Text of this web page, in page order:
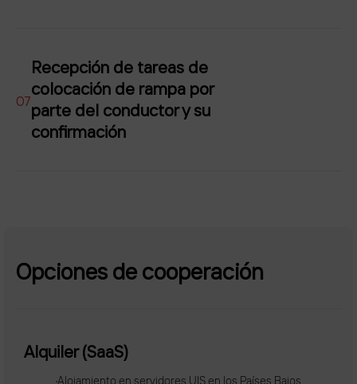
07
Recepción de tareas de
colocación de rampa por
parte del conductor y su
confirmación
Opciones de cooperación
Alquiler (SaaS)
Alojamiento en servidores UIS en los Países Bajos